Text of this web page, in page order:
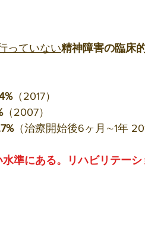
っていない精神障害の臨床
（2017）
（2007）
（治療開始後6ヶ月∼1年
準にある。リハビリテー